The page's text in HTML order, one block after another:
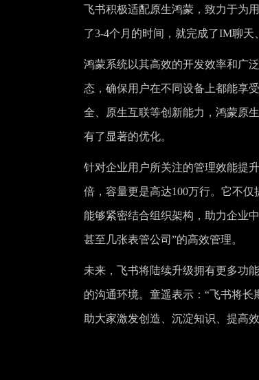
飞书积极适配原生鸿蒙，致力于为
了3-4个月的时间，就完成了IM聊天
鸿蒙系统以其高效的开发效率和广
态，确保用户在不同设备上都能享
全、原生互联等创新能力，鸿蒙原
有了显著的优化。
针对企业用户所关注的管理效能提
倍，容量更是高达100万行。它不
能够紧密结合组织架构，助力企业
甚至几张表管公司”的高效管理。
未来，飞书将陆续升级拥有更多功
的沟通环境。童遥表示：“飞书将
助大家激发创造、沉淀知识、提高